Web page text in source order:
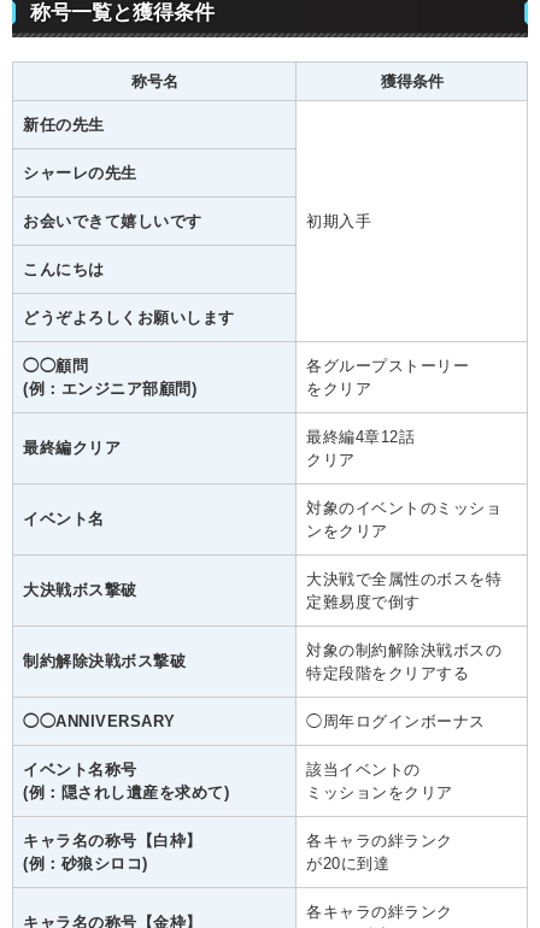
称号一覧と獲得条件
称号名 獲得条件
新任の先生
初期入手
シャーレの先生
お会いできて嬉しいです
こんにちは
どうぞよろしくお願いします
◯◯顧問
(例：エンジニア部顧問)
各グループストーリー
をクリア
最終編クリア
最終編4章12話
クリア
イベント名
対象のイベントのミッショ
ンをクリア
大決戦ボス撃破
大決戦で全属性のボスを特
定難易度で倒す
制約解除決戦ボス撃破
対象の制約解除決戦ボスの
特定段階をクリアする
◯◯ANNIVERSARY ◯周年ログインボーナス
イベント名称号
(例：隠されし遺産を求めて)
該当イベントの
ミッションをクリア
キャラ名の称号【白枠】
(例：砂狼シロコ)
各キャラの絆ランク
が20に到達
キャラ名の称号【金枠】
各キャラの絆ランク